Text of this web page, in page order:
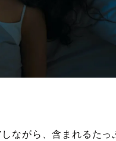
ながら、含まれるたっ